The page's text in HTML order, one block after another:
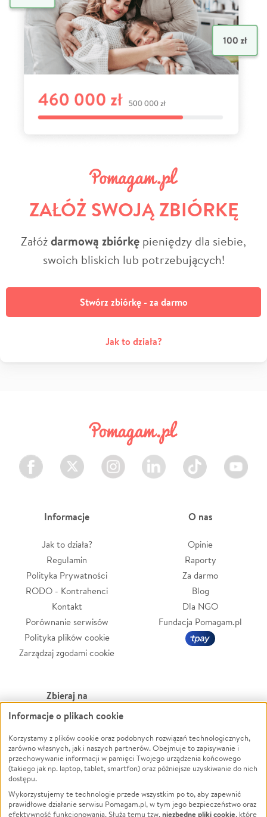
ZAŁÓŻ SWOJĄ ZBIÓRKĘ
Załóżdarmową zbiórkę pieniędzy dla siebie,
swoich bliskich lub potrzebujących!
Stwórz zbiórkę - za darmo
Jak to działa?
Facebook Twitter Instagram LinkedIn TikTok Youtube
Informacje
Jak to działa?
Regulamin
Polityka Prywatności
RODO - Kontrahenci
Kontakt
Porównanie serwisów
Polityka plików cookie
Zarządzaj zgodami cookie
O nas
Opinie
Raporty
Za darmo
Blog
Dla NGO
Fundacja Pomagam.pl
Zbieraj na
Leczenie
Zwierzęta
Pożar
Ukraina
Pomoc Finansowa
Powódź
Wichura
NGO
Edukacja
Informacje o plikach cookie
Korzystamy z plików cookie oraz podobnych rozwiązań technologicznych,
zarówno własnych, jak i naszych partnerów. Obejmuje to zapisywanie i
przechowywanie informacji w pamięci Twojego urządzenia końcowego
(takiego jak np. laptop, tablet, smartfon) oraz późniejsze uzyskiwanie do nich
dostępu.
Wykorzystujemy te technologie przede wszystkim po to, aby zapewnić
prawidłowe działanie serwisu Pomagam.pl, w tym jego bezpieczeństwo oraz
efektywność funkcjonowania. Służą temu tzw.niezbędne pliki cookie, które